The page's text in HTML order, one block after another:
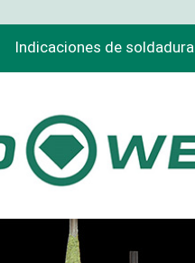
Indicaciones de soldadura